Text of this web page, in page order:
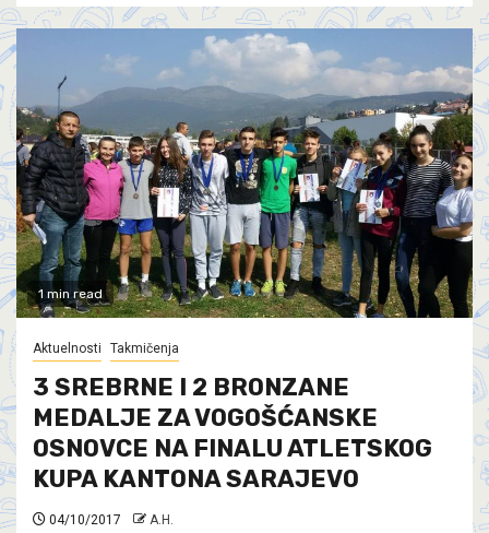
1 min read
Aktuelnosti Takmičenja
3 SREBRNE I 2 BRONZANE
MEDALJE ZA VOGOŠĆANSKE
OSNOVCE NA FINALU ATLETSKOG
KUPA KANTONA SARAJEVO
04/10/2017 A.H.